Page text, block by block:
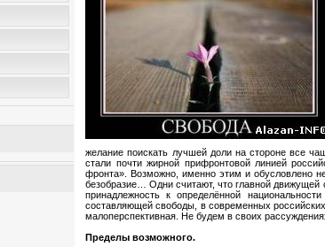
желание поискать лучшей доли на стороне все
стали почти жирной прифронтовой линией
фронта». Возможно, именно этим и обусловлено
безобразие… Одни считают, что главной движущей
принадлежность к определённой
составляющей свободы, в современных
малоперспективная. Не будем в своих
Пределы возможного.